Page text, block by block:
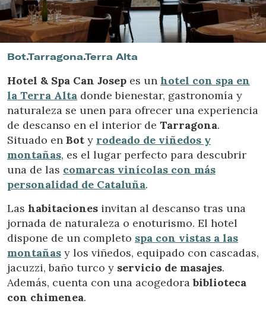
Ubicación/nombre del hotel
Bot.Tarragona.Terra Alta
Hotel & Spa Can Josep es un hotel con spa en
la Terra Alta donde bienestar, gastronomía y
naturaleza se unen para ofrecer una experiencia
de descanso en el interior de Tarragona.
Situado en Bot y rodeado de viñedos y
montañas, es el lugar perfecto para descubrir
una de las comarcas vinícolas con más
personalidad de Cataluña.
Las habitaciones invitan al descanso tras una
jornada de naturaleza o enoturismo. El hotel
dispone de un completo spa con vistas a las
montañas y los viñedos, equipado con cascadas,
jacuzzi, baño turco y servicio de masajes.
Además, cuenta con una acogedorabiblioteca
con chimenea.